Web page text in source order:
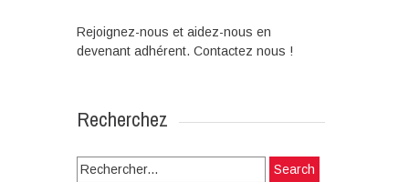
Rejoignez-nous et aidez-nous en
devenant adhérent. Contactez nous !
Recherchez
Search